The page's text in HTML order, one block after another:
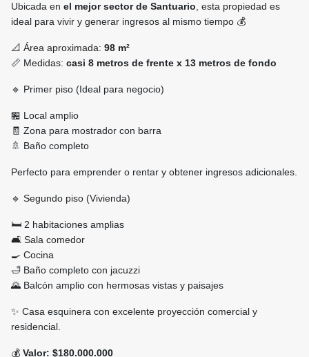
Ubicada en el mejor sector de Santuario , esta propiedad es
ideal para vivir y generar ingresos al mismo tiempo 💰
📐 Área aproximada: 98 m²
📏 Medidas: casi 8 metros de frente x 13 metros de fondo
🔹 Primer piso (Ideal para negocio)
🏪 Local amplio
🧾 Zona para mostrador con barra
🚿 Baño completo
Perfecto para emprender o rentar y obtener ingresos adicionales.
🔹 Segundo piso (Vivienda)
🛏️ 2 habitaciones amplias
🛋️ Sala comedor
🍳 Cocina
🛁 Baño completo con jacuzzi
🌄 Balcón amplio con hermosas vistas y paisajes
✨ Casa esquinera con excelente proyección comercial y
residencial.
💰 Valor: $180.000.000